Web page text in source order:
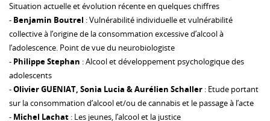
Situation actuelle et évolution récente en quelques chiffres
- Benjamin Boutrel : Vulnérabilité individuelle et vulnérabilité
collective à l’origine de la consommation excessive d’alcool à
l’adolescence. Point de vue du neurobiologiste
- Philippe Stephan : Alcool et développement psychologique des
adolescents
-Olivier GUENIAT, Sonia Lucia & Aurélien Schaller : Etude portant
sur la consommation d’alcool et/ou de cannabis et le passage à l’acte
- Michel Lachat : Les jeunes, l’alcool et la justice